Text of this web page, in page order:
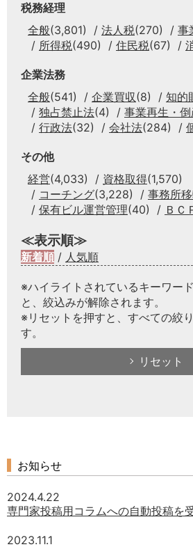
税務経理
全般(3,801) 法人税(270) 事
所得税(490) 住民税(67)
企業法務
全般(541) 企業買収(8) 知的
独占禁止法(4) 事業再生・
行政法(32) 会社法(284)
その他
経営(4,033) 資格取得(1,570)
コーチング(3,228) 事務所
保有ビル運営管理(40) ＢＣ
≪表示順≫
新着順 / 人気順
※ハイライトされているキーワー
と、絞込みが解除されます。
※リセットを押すと、すべての絞
す。
リセット
お知らせ
2024.4.22
専門家投稿用コラムへの自動投稿を
2023.11.1